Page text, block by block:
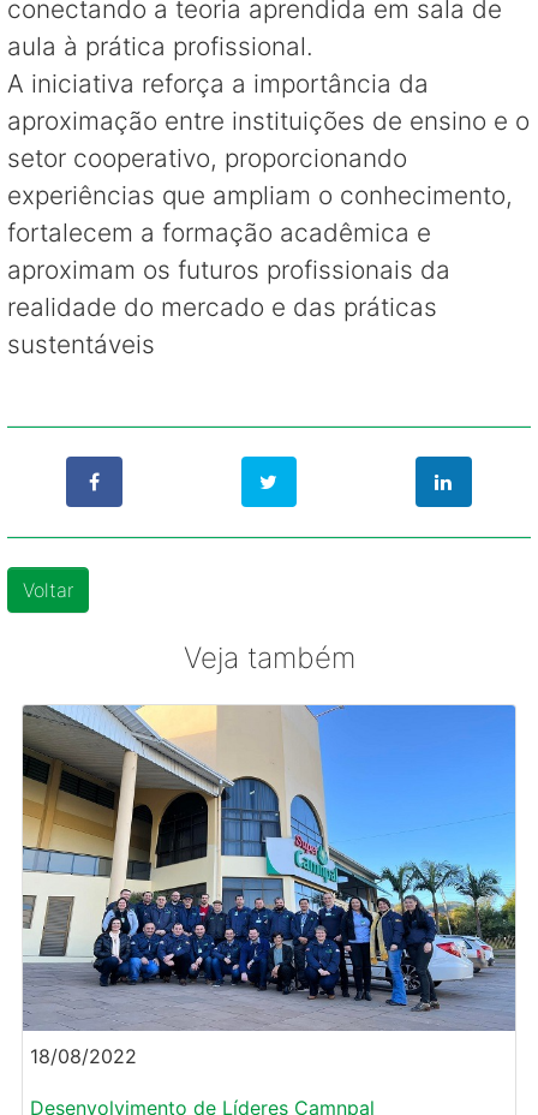
conectando a teoria aprendida em sala de
aula à prática profissional.
A iniciativa reforça a importância da
aproximação entre instituições de ensino e o
setor cooperativo, proporcionando
experiências que ampliam o conhecimento,
fortalecem a formação acadêmica e
aproximam os futuros profissionais da
realidade do mercado e das práticas
sustentáveis
Voltar
Veja também
18/08/2022
Desenvolvimento de Líderes Camnpal